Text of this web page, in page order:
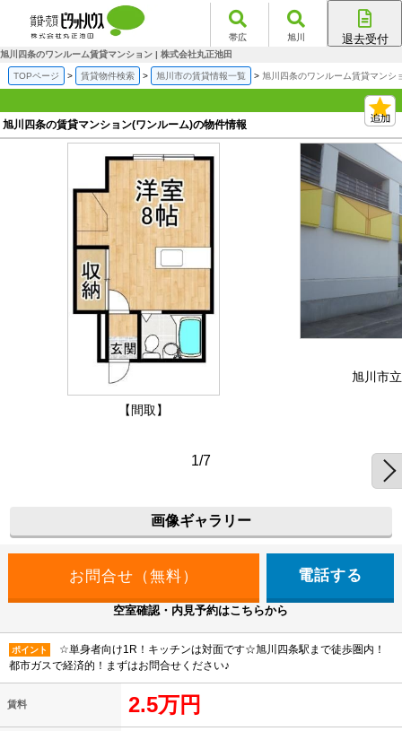
帯広 旭川 退去受付
旭川四条のワンルーム賃貸マンション | 株式会社丸正池田
TOPページ 賃貸物件検索 旭川市の賃貸情報一覧 旭川四条のワンルーム賃貸マンシ
旭川四条の賃貸マンション(ワンルーム)の物件情報
【間取】
旭川市
1/7
画像ギャラリー
電話する
空室確認・内見予約はこちらから
ポイント
☆単身者向け1R！キッチンは対面です☆旭川四条駅まで徒歩圏内！
都市ガスで経済的！まずはお問合せください♪
賃料 2.5万円